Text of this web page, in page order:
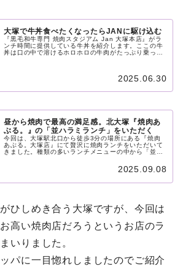
大塚で牛丼食べたくなったらJANに駆け込む
『黒毛和牛専門 焼肉スタジアム Jan 大塚本店』がラ
ンチ時間に提供している牛丼を紹介します。ここの牛
丼は口の中で溶けるホロホロの牛肉がたっぷり乗って
2025.06.30
昼から焼肉で最高の満足感。北大塚『焼肉あ
ぶる。』の「並ハラミランチ」をいただく
今回は、大塚駅北口から徒歩3分の場所にある『焼肉
あぶる。大塚店』にて贅沢に焼肉ランチをいただいて
きました。種類の多いランチメニューの中から「並ハ
ンのハラミの他に、ご飯、スープ、サラダやキムチ等
の小皿も付いてきました。肝心のお肉は肉厚がしっか
2025.09.08
ひしめき合う大塚ですが、今回は
高い焼肉店だろうというお店のラ
いりました。
パに一目惚れしましたのでご紹介